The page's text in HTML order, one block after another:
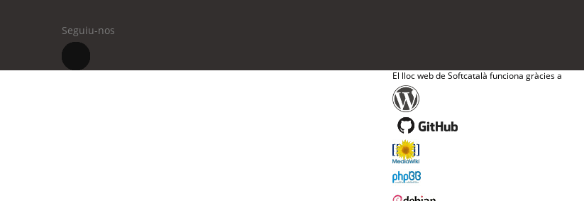
Seguiu-nos
El lloc web de Softcatalà funciona gràcies a